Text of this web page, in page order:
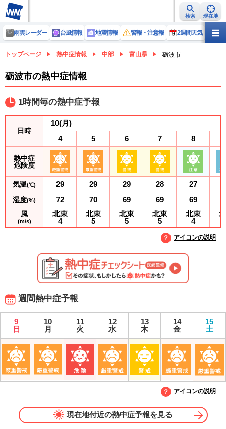
検索 現在地
雨雲レーダー 台風情報 地震情報 警報・注意報 2週間天気 ラ
トップページ 熱中症情報 中部 富山県 砺波市
砺波市の熱中症情報
1時間毎の熱中症予報
日時
熱中症
危険度
気温(℃)
湿度(%)
風
(m/s)
10(月)
4
29
72
北東
4
5
29
70
北東
5
6
29
69
北東
5
7
28
69
北東
5
8
27
69
北東
4
アイコンの説明
週間熱中症予報
9
日
10
月
11
火
12
水
13
木
14
金
15
土
アイコンの説明
現在地付近の熱中症予報を見る